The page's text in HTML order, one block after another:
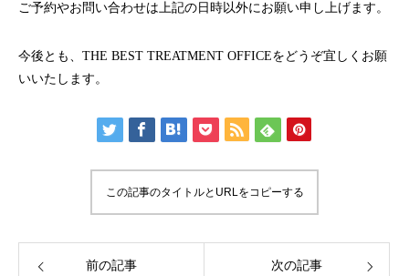
ご予約やお問い合わせは上記の日時以外にお願い申し上げます。
今後とも、THE BEST TREATMENT OFFICEをどうぞ宜しくお願
いいたします。
この記事のタイトルとURLをコピーする
前の記事 次の記事